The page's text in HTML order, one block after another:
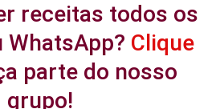
receitas todos os
WhatsApp? Clique
parte do nosso
grupo!